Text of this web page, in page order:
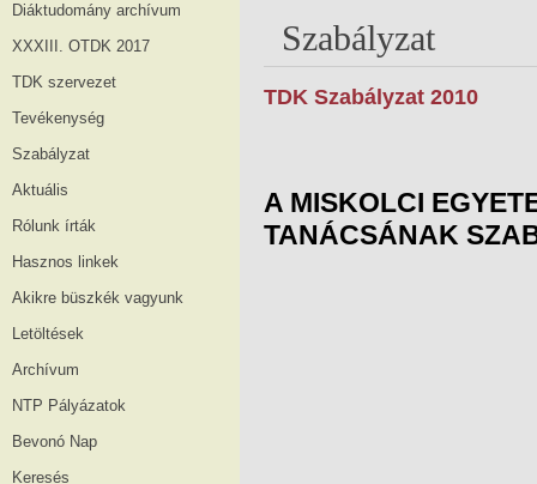
Diáktudomány archívum
XXXIII. OTDK 2017
TDK szervezet
Tevékenység
Szabályzat
Aktuális
Rólunk írták
Hasznos linkek
Akikre büszkék vagyunk
Letöltések
Archívum
NTP Pályázatok
Bevonó Nap
Keresés
Szabályzat
TDK Szabályzat 2010
A MISKOLCI
TANÁCSÁNAK